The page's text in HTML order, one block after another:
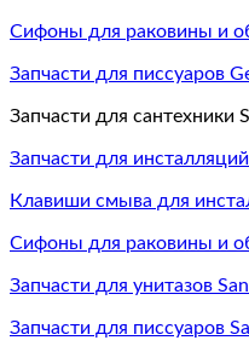
Сифоны для раковины и
Запчасти для писсуаров
Запчасти для сантехники
Запчасти для
Клавиши смыва для
Сифоны для раковины и
Запчасти для унитазов
Запчасти для писсуаров